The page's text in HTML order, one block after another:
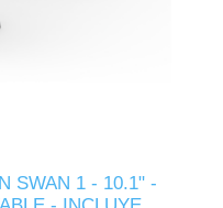
SWAN 1 - 10.1" -